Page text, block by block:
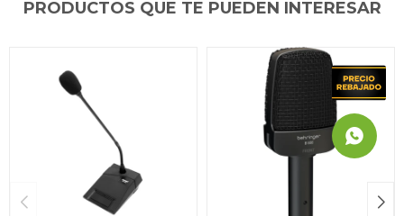
PRODUCTOS QUE TE PUEDEN INTERESAR